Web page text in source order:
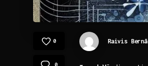
0
0
Raivis